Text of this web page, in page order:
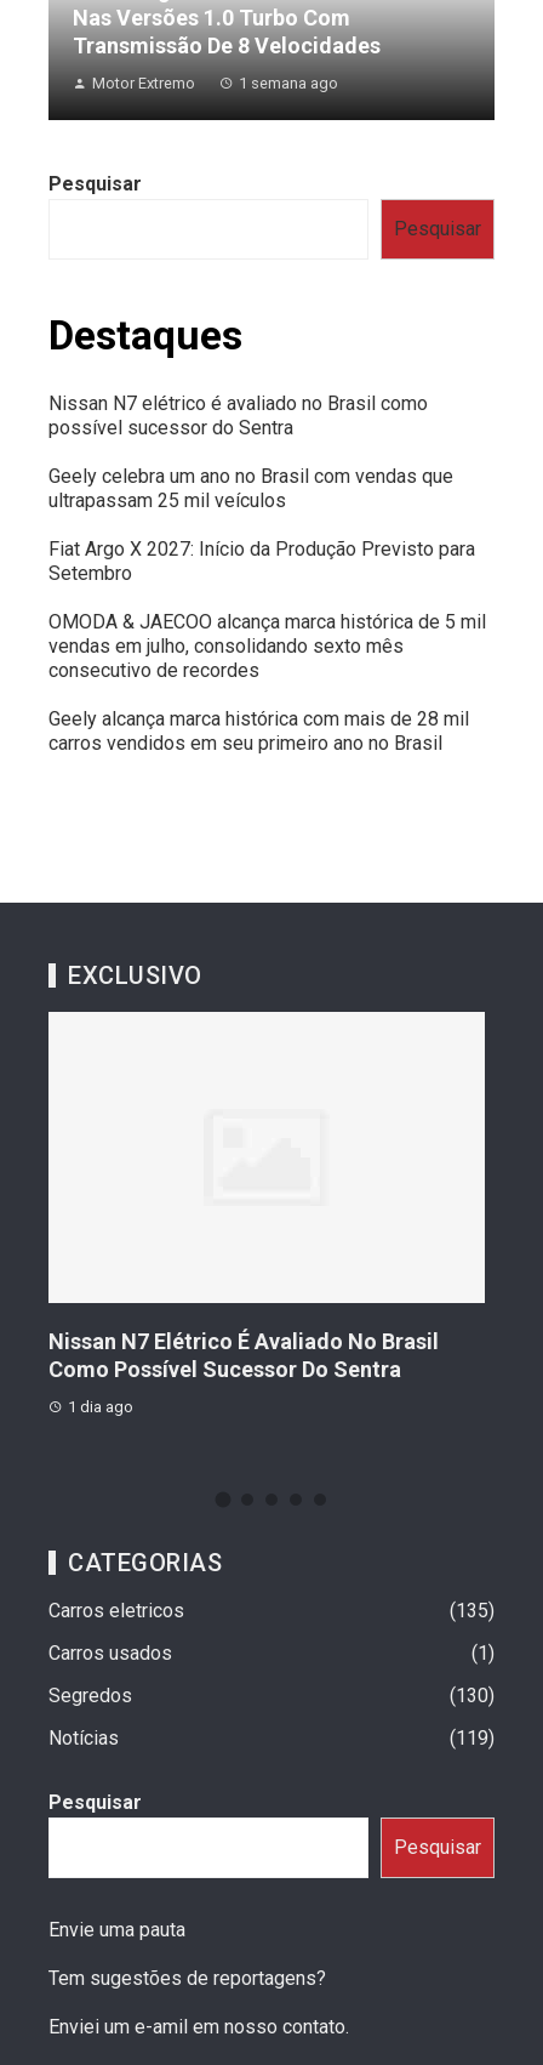
Nas Versões 1.0 Turbo Com
Transmissão De 8 Velocidades
Motor Extremo 1 semana ago
Pesquisar
Pesquisar
Destaques
Nissan N7 elétrico é avaliado no Brasil como
possível sucessor do Sentra
Geely celebra um ano no Brasil com vendas que
ultrapassam 25 mil veículos
Fiat Argo X 2027: Início da Produção Previsto para
Setembro
OMODA & JAECOO alcança marca histórica de 5 mil
vendas em julho, consolidando sexto mês
consecutivo de recordes
Geely alcança marca histórica com mais de 28 mil
carros vendidos em seu primeiro ano no Brasil
EXCLUSIVO
Nissan N7 Elétrico É Avaliado No Brasil
Como Possível Sucessor Do Sentra
1 dia ago
CATEGORIAS
Carros eletricos
135
Carros usados
1
Segredos
130
Notícias
119
Pesquisar
Pesquisar
Envie uma pauta
Tem sugestões de reportagens?
Enviei um e-amil em nosso contato.